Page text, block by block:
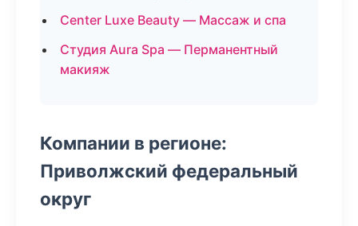
Center Luxe Beauty — Массаж и спа
Студия Aura Spa — Перманентный
макияж
Компании в регионе:
Приволжский федеральный
округ